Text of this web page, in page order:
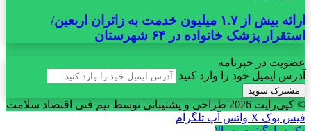
ارائه بیش از ۱.۷ میلیون خدمت به زائران اربعین/
استقرار پزشک خانواده در ۶۴ شهرستان
عضویت در خبرنامه
آدرس ایمیل خود را وارد کنید
© کپی‌رایت 2026
طراحی و پشتیبانی توسط تیم فنی اقتصاد سلامت
فیس بوک X واتس آپ تلگرام